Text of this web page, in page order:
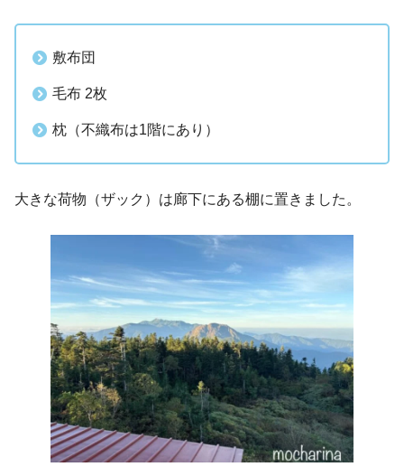
敷布団
毛布 2枚
枕（不織布は1階にあり）
大きな荷物（ザック）は廊下にある棚に置きました。